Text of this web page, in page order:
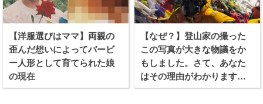
【洋服選びはママ】両親の
歪んだ想いによってバービ
ー人形として育てられた娘
の現在
【なぜ？】登山家の撮った
この写真が大きな物議をか
もしました。さて、あなた
はその理由がわかります
か？